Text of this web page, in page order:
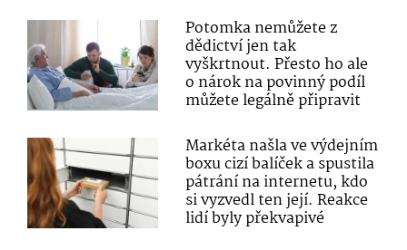
Potomka nemůžete z
dědictví jen tak
vyškrtnout. Přesto ho ale
o nárok na povinný podíl
můžete legálně připravit
Markéta našla ve výdejním
boxu cizí balíček a spustila
pátrání na internetu, kdo
si vyzvedl ten její. Reakce
lidí byly překvapivé